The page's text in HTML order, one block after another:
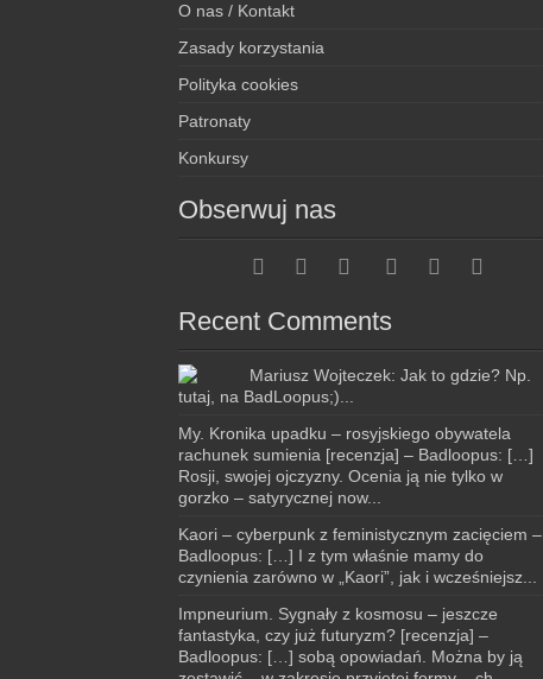
O nas / Kontakt
Zasady korzystania
Polityka cookies
Patronaty
Konkursy
Obserwuj nas
Recent Comments
Mariusz Wojteczek: Jak to gdzie? Np.
tutaj, na BadLoopus;)...
My. Kronika upadku – rosyjskiego obywatela
rachunek sumienia [recenzja] – Badloopus: […]
Rosji, swojej ojczyzny. Ocenia ją nie tylko w
gorzko – satyrycznej now...
Kaori – cyberpunk z feministycznym zacięciem –
Badloopus: […] I z tym właśnie mamy do
czynienia zarówno w „Kaori”, jak i wcześniejsz...
Impneurium. Sygnały z kosmosu – jeszcze
fantastyka, czy już futuryzm? [recenzja] –
Badloopus: […] sobą opowiadań. Można by ją